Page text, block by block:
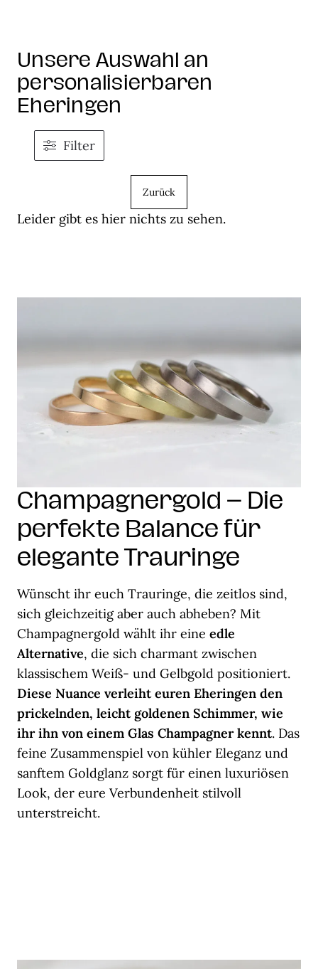
Unsere Auswahl an
personalisierbaren
Eheringen
Filter
Zurück
Leider gibt es hier nichts zu sehen.
Champagnergold – Die
perfekte Balance für
elegante Trauringe
Wünscht ihr euch Trauringe, die zeitlos sind,
sich gleichzeitig aber auch abheben? Mit
Champagnergold wählt ihr eine edle
Alternative, die sich charmant zwischen
klassischem Weiß- und Gelbgold positioniert.
Diese Nuance verleiht euren Eheringen den
prickelnden, leicht goldenen Schimmer, wie
ihr ihn von einem Glas Champagner kennt. Das
feine Zusammenspiel von kühler Eleganz und
sanftem Goldglanz sorgt für einen luxuriösen
Look, der eure Verbundenheit stilvoll
unterstreicht.